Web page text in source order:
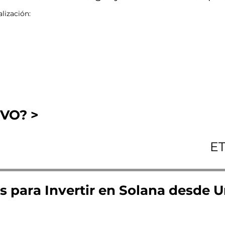
>
para Invertir en Solana desde